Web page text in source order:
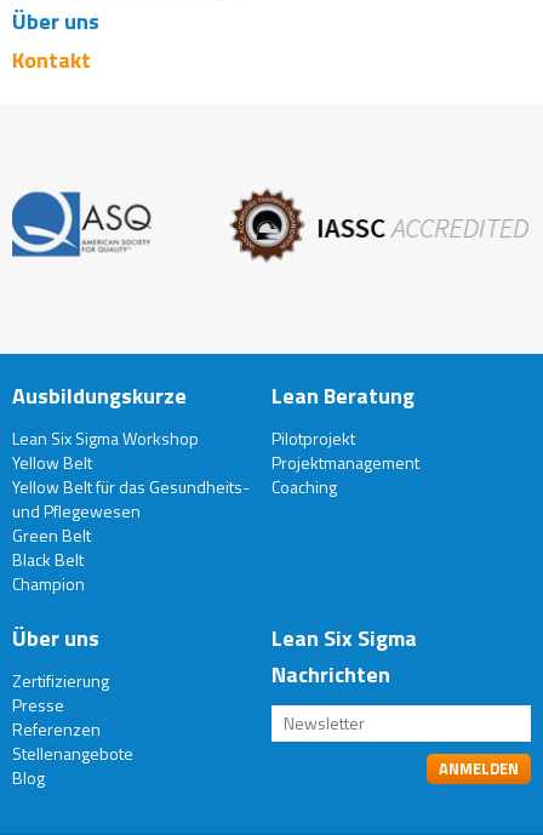
Über uns
Kontakt
Ausbildungskurze
Lean Six Sigma Workshop
Yellow Belt
Yellow Belt für das Gesundheits-
und Pflegewesen
Green Belt
Black Belt
Champion
Lean Beratung
Pilotprojekt
Projektmanagement
Coaching
Über uns
Zertifizierung
Presse
Referenzen
Stellenangebote
Blog
Lean Six Sigma
Nachrichten